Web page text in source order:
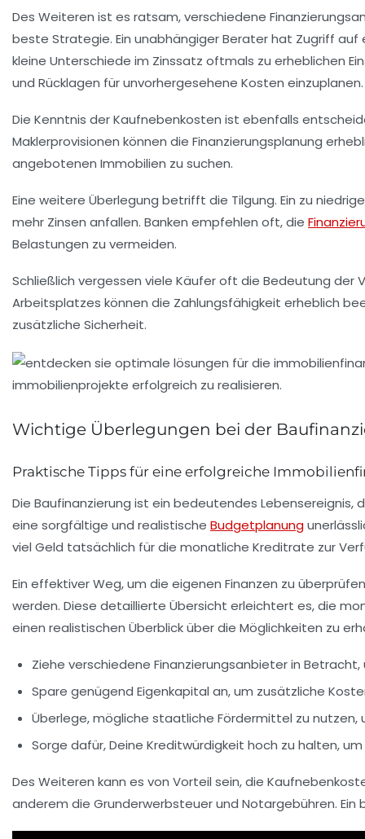
Des Weiteren ist es ratsam, verschiedene
beste Strategie. Ein unabhängigerBeraterhat Zugriff auf
kleine Unterschiede im Zinssatz oftmals zu erheblichen
und Rücklagen für unvorhergesehene Kosten einzuplanen.
Die Kenntnis derKaufnebenkosten ist ebenfalls
Maklerprovisionen können die Finanzierungsplanung
angebotenen Immobilien zu suchen.
Eine weitere Überlegung betrifft die Tilgung. Ein zu
mehr Zinsen anfallen. Banken empfehlen oft, die
Belastungen zu vermeiden.
Schließlich vergessen viele Käufer oft die Bedeutung der
Arbeitsplatzes können die Zahlungsfähigkeit erheblich
zusätzliche Sicherheit.
Wichtige Überlegungen bei der
Praktische Tipps für eine erfolgreiche
Die Baufinanzierung ist ein bedeutendes Lebensereignis,
eine sorgfältige und realistische Budgetplanung
viel Geld tatsächlich für die monatliche Kreditrate zur
Ein effektiver Weg, um die eigenen Finanzen zu
werden. Diese detaillierte Übersicht erleichtert es, die
einen realistischen Überblick über die Möglichkeiten zu
Ziehe verschiedene Finanzierungsanbieterin Betracht,
Spare genügend Eigenkapital an, um zusätzliche
Überlege, mögliche staatliche Fördermittel zu nutzen,
Sorge dafür, Deine Kreditwürdigkeit hoch zu halten,
Des Weiteren kann es von Vorteil sein, die
anderem die Grunderwerbsteuer und Notargebühren.